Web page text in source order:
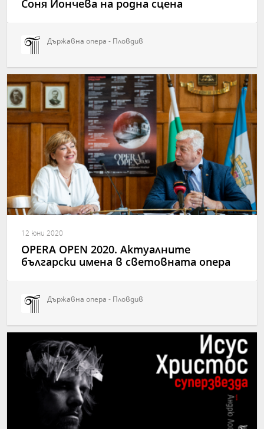
Соня Йончева на родна сцена
Държавна опера - Пловдив
12 юни 2020
OPERA OPEN 2020. Актуалните
български имена в световната опера
Държавна опера - Пловдив